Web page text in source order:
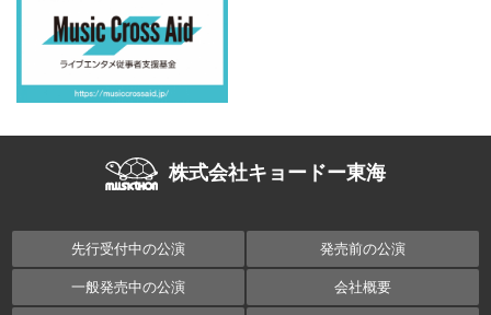
株式会社キョードー東海
先行受付中の公演 発売前の公演
一般発売中の公演 会社概要